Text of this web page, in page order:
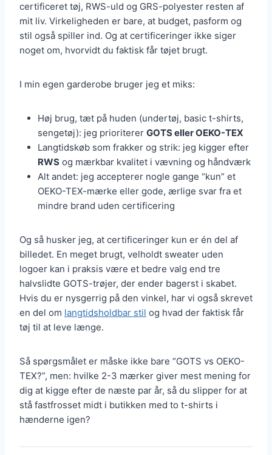
certificeret tøj, RWS-uld og GRS-polyester resten af
mit liv. Virkeligheden er bare, at budget, pasform og
stil også spiller ind. Og at certificeringer ikke siger
noget om, hvorvidt du faktisk får tøjet brugt.
I min egen garderobe bruger jeg et miks:
Høj brug, tæt på huden (undertøj, basic t-shirts,
sengetøj): jeg prioriterer GOTS eller OEKO-TEX
Langtidskøb som frakker og strik: jeg kigger efter
RWS og mærkbar kvalitet i vævning og håndværk
Alt andet: jeg accepterer nogle gange “kun” et
OEKO-TEX-mærke eller gode, ærlige svar fra et
mindre brand uden certificering
Og så husker jeg, at certificeringer kun er én del af
billedet. En meget brugt, velholdt sweater uden
logoer kan i praksis være et bedre valg end tre
halvslidte GOTS-trøjer, der ender bagerst i skabet.
Hvis du er nysgerrig på den vinkel, har vi også skrevet
en del om langtidsholdbar stil og hvad der faktisk får
tøj til at leve længe.
Så spørgsmålet er måske ikke bare “GOTS vs OEKO-
TEX?”, men: hvilke 2-3 mærker giver mest mening for
dig at kigge efter de næste par år, så du slipper for at
stå fastfrosset midt i butikken med to t-shirts i
hænderne igen?